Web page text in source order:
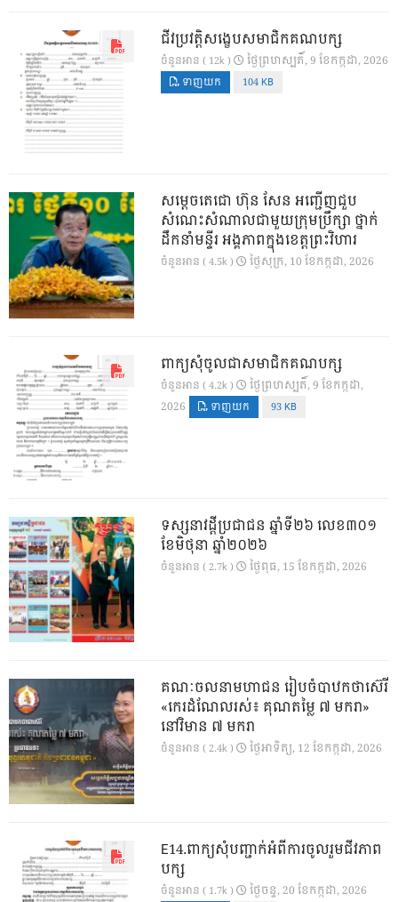
ជីវប្រវត្តិសង្ខេបសមាជិកគណបក្ស
ចំនួនអាន ( 12k ) ថ្ងៃ​ព្រហស្បតិ៍, 9 ខែ​កក្កដា, 2026
ទាញយក 104 KB
សម្តេចតេជោ ហ៊ុន សែន អញ្ជើញជួប
សំណេះសំណាលជាមួយក្រុមប្រឹក្សា ថ្នាក់
ដឹកនាំមន្ទីរ អង្គភាពក្នុងខេត្តព្រះវិហារ
ចំនួនអាន ( 4.5k ) ថ្ងៃ​សុក្រ, 10 ខែ​កក្កដា, 2026
ពាក្យសុំចូលជាសមាជិកគណបក្ស
ចំនួនអាន ( 4.2k )
ថ្ងៃ​ព្រហស្បតិ៍, 9 ខែ​កក្កដា,
2026
ទាញយក 93 KB
ទស្សនាវដ្ដីប្រជាជន ឆ្នាំទី២៦ លេខ៣០១
ខែមិថុនា ឆ្នាំ២០២៦
ចំនួនអាន ( 2.7k ) ថ្ងៃ​ពុធ, 15 ខែ​កក្កដា, 2026
គណៈចលនាមហាជន រៀបចំបាឋកថាស៊េរី
«កេរដំណែលរស់៖ គុណតម្លៃ ៧ មករា»
នៅវិមាន ៧ មករា
ចំនួនអាន ( 2.4k ) ថ្ងៃ​អាទិត្យ, 12 ខែ​កក្កដា, 2026
E14.ពាក្យសុំបញ្ជាក់អំពីការចូលរួមជីវភាព
បក្ស
ចំនួនអាន ( 1.7k ) ថ្ងៃ​ចន្ទ, 20 ខែ​កក្កដា, 2026